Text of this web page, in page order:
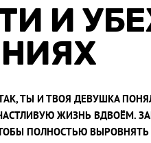
И
ТЫ И ТВОЯ ДЕВУШКА
ЖИЗНЬ ВДВОЁМ.
ПОЛНОСТЬЮ